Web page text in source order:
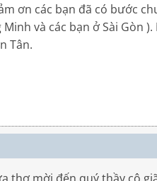
ơn các bạn đã có bước
và các bạn ở Sài Gòn
Tân.